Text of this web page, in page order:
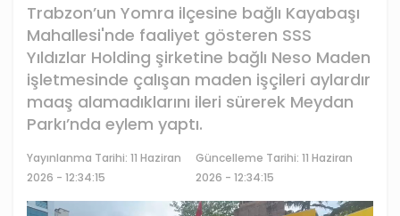
Trabzon’un Yomra ilçesine bağlı Kayabaşı
Mahallesi'nde faaliyet gösteren SSS
Yıldızlar Holding şirketine bağlı Neso Maden
işletmesinde çalışan maden işçileri aylardır
maaş alamadıklarını ileri sürerek Meydan
Parkı’nda eylem yaptı.
Yayınlanma Tarihi: 11 Haziran
2026 - 12:34:15
Güncelleme Tarihi: 11 Haziran
2026 - 12:34:15